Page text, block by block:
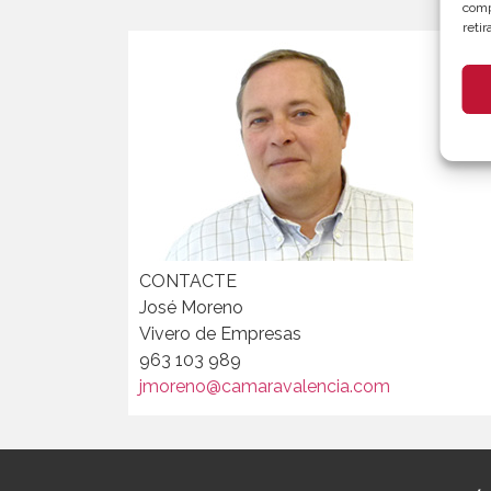
CONTACTE
José Moreno
Vivero de Empresas
963 103 989
jmoreno@camaravalencia.com